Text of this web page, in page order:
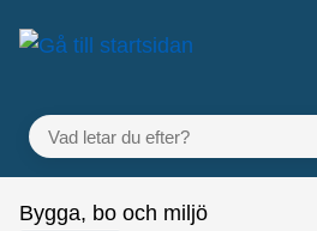
Gå till innehåll
till sidomeny
VAD LETAR DU EFTER?
Du är här:
Bygga, bo och miljö